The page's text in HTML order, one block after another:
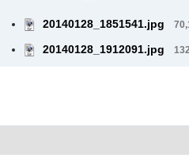
20140128_1851541.jpg
20140128_1912091.jpg